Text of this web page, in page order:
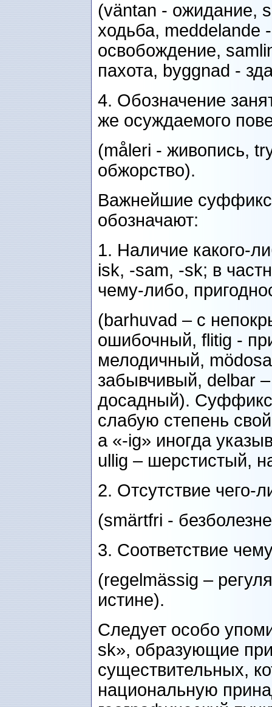
(väntan - ожидание,
ходьба, meddelande
освобождение,
пахота, byggnad -
4. Обозначение
же осуждаемого
(måleri - живопись,
обжорство).
Важнейшие
обозначают:
1. Наличие какого-
isk, -sam, -sk; в
чему-либо,
(barhuvad – с
ошибочный, flitig -
мелодичный,
забывчивый, delbar
досадный). Суффикс
слабую степень
а «-ig» иногда
ullig – шерстистый,
2. Отсутствие чего-
(smärtfri -
3. Соответствие
(regelmässig –
истине).
Следует особо
sk», образующие
существительных,
национальную